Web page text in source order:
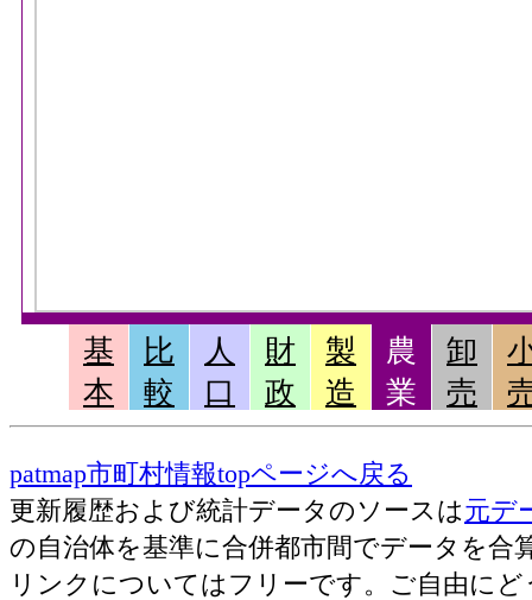
基
本
比
較
人
口
財
政
製
造
農
業
卸
売
patmap市町村情報topページへ戻る
更新履歴および統計データのソースは元デ
の自治体を基準に合併都市間でデータを合
リンクについてはフリーです。ご自由にど